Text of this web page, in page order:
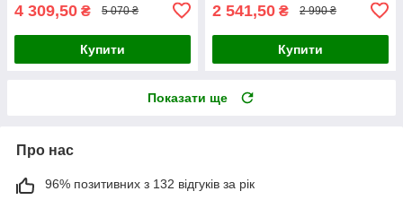
4 309,50 ₴ 5 070 ₴
Купити
2 541,50 ₴ 2 990 ₴
Купити
Показати ще
Про нас
96% позитивних з 132 відгуків за рік